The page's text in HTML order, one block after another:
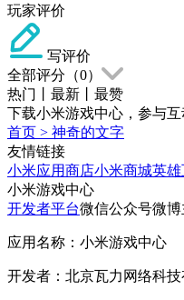
玩家评价
写评价
全部评分（0）
热门
最新
最赞
下载小米游戏中心，参与互
首页 > 神奇的文字
友情链接
小米应用商店小米商城英雄
小米游戏中心
开发者平台微信公众号微
应用名称：小米游戏中心
开发者：北京瓦力网络科技